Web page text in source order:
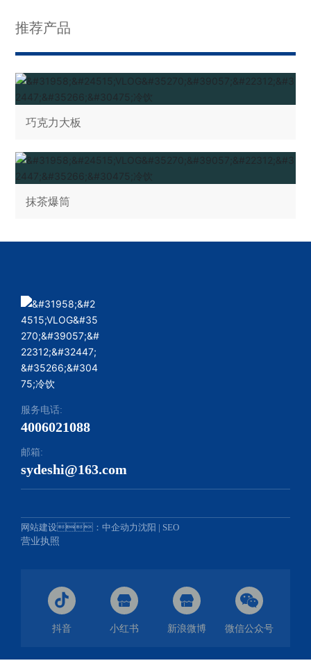
推荐产品
巧克力大板
抹茶爆筒
服务电话:
4006021088
邮箱:
sydeshi@163.com
网站建设：中企动力沈阳 | SEO
营业执照
抖音 小红书 新浪微博 微信公众号